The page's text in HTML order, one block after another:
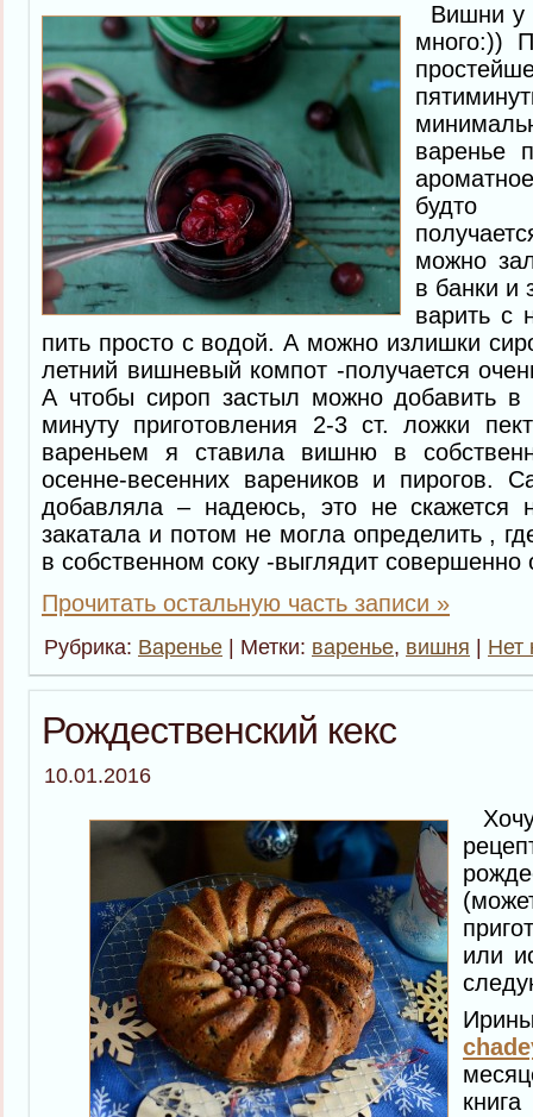
Вишни у
много:))
варенье
будто
можно
в банки и
варить с
пить просто с водой. А можно излишки
летний вишневый компот -получается
А чтобы сироп застыл можно добавить
минуту приготовления 2-3 ст. ложки
вареньем я ставила вишню в
осенне-весенних вареников и пирогов.
добавляла – надеюсь, это не скажется
закатала и потом не могла определить ,
в собственном соку -выглядит совершенно
Прочитать остальную часть записи »
Рубрика: Варенье | Метки: варенье, вишня | Нет
Рождественский кекс
10.01.2016
или